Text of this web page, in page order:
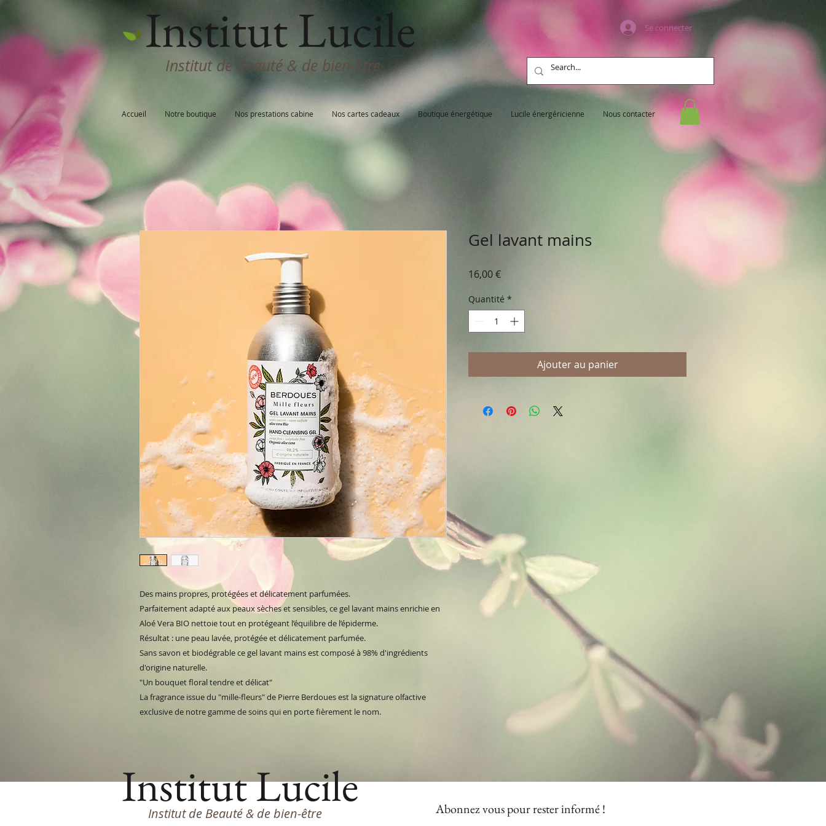
Institut Lucile Se connecter
Institut de Beauté & de bien-être
Accueil Notre boutique Nos prestations cabine Nos cartes cadeaux Boutique énergétique Lucile énergéricienne Nous contacter
Des mains propres, protégées et délicatement parfumées.
Parfaitement adapté aux peaux sèches et sensibles, ce gel lavant mains enrichie en
Aloé Vera BIO nettoie tout en protégeant l’équilibre de l’épiderme.
Résultat : une peau lavée, protégée et délicatement parfumée.
Sans savon et biodégrable ce gel lavant mains est composé à 98% d'ingrédients
d'origine naturelle.
"Un bouquet floral tendre et délicat"
La fragrance issue du "mille-fleurs" de Pierre Berdoues est la signature olfactive
exclusive de notre gamme de soins qui en porte fièrement le nom.
Gel lavant mains
16,00 €Prix
Quantité *
Ajouter au panier
Abonnez vouspour rester informé !
Institut Lucile
Institut de Beauté & de bien-être